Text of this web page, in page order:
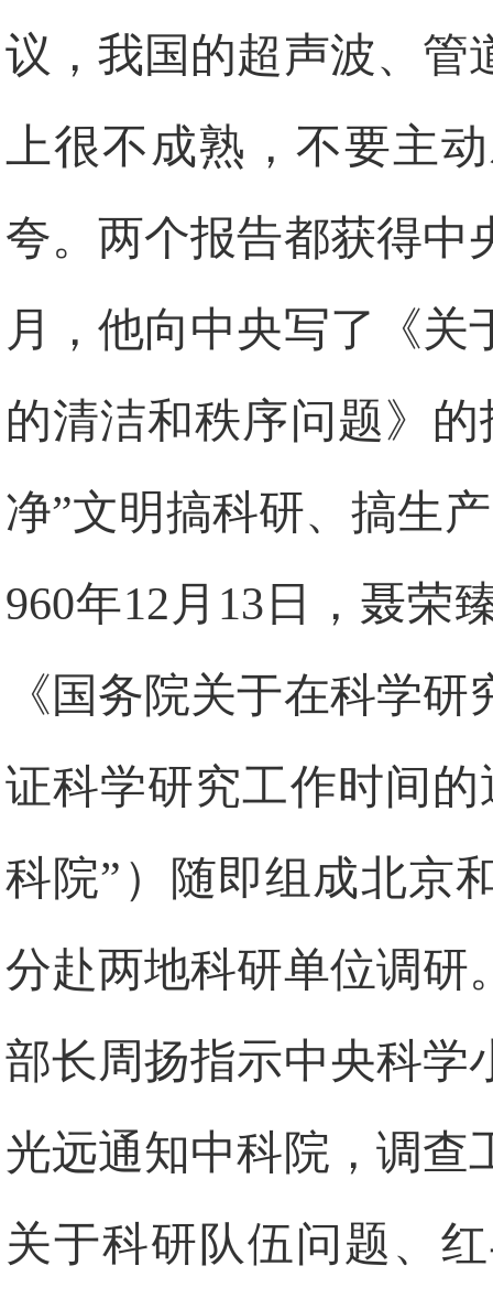
议，我国的超声波、管
上很不成熟，不要主
夸。两个报告都获得中
月，他向中央写了《
的清洁和秩序问题》
净”文明搞科研、搞生
960年12 月 13 日
，聂荣
《国务院关于在科学
证科学研究工作时间
科院”）随即组成北京
分赴两地科研单位调研
部长周扬指示中央科学
光远通知中科院，调查
关于科研队伍问题、